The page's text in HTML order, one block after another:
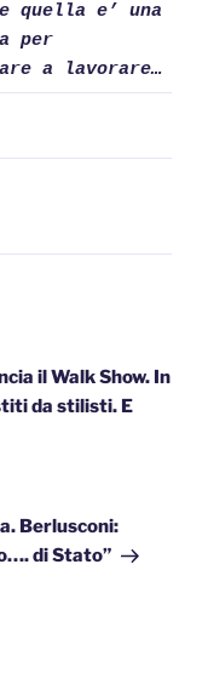
quella e’ una
per
a lavorare…
il Walk Show. In
da stilisti. E
Berlusconi:
di Stato”